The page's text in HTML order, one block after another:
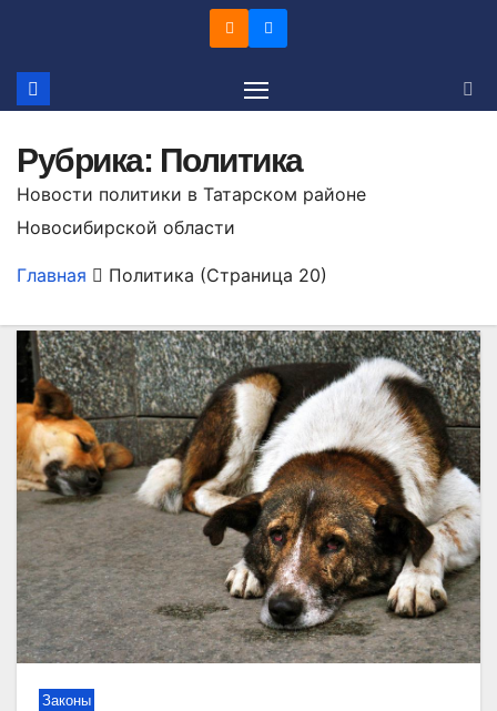
содержимому
Рубрика: Политика
Новости политики в Татарском районе
Новосибирской области
Главная Политика (Страница 20)
Законы